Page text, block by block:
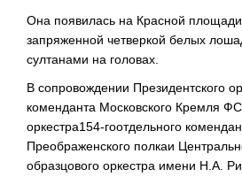
Она появилась на Красной площади
запряженной четверкой белых
султанами на головах.
В сопровождении Президентского
коменданта Московского Кремля
оркестра154-гоотдельного
Преображенского полкаи
образцового оркестра имени Н.А.